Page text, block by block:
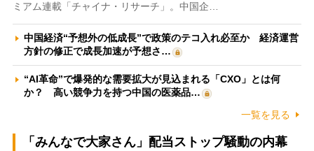
ミアム連載「チャイナ・リサーチ」。中国企…
中国経済“予想外の低成長”で政策のテコ入れ必至か 経済運営
方針の修正で成長加速が予想さ…
“AI革命”で爆発的な需要拡大が見込まれる「CXO」とは何
か？ 高い競争力を持つ中国の医薬品…
一覧を見る
「みんなで大家さん」配当ストップ騒動の内幕